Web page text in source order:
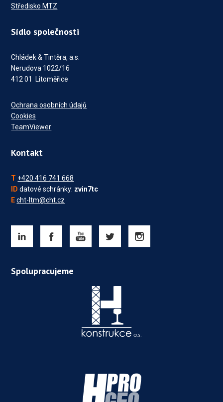
Středisko MTZ
Sídlo společnosti
Chládek & Tintěra, a.s.
Nerudova 1022/16
412 01 Litoměřice
Ochrana osobních údajů
Cookies
TeamViewer
Kontakt
T +420 416 741 668
ID datové schránky: zvin7tc
E cht-ltm@cht.cz
Spolupracujeme